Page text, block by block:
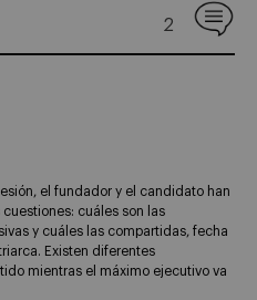
2
el fundador y el candidato han
cuáles son las
y cuáles las compartidas, fecha
Existen diferentes
mientras el máximo ejecutivo va